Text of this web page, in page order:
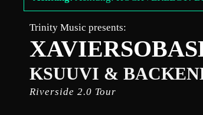
Trinity Music presents:
KSUUVI &
Riverside 2.0 Tour